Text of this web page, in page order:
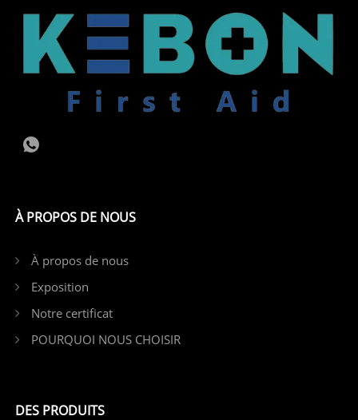
À PROPOS DE NOUS
À propos de nous
Exposition
Notre certificat
POURQUOI NOUS CHOISIR
DES PRODUITS